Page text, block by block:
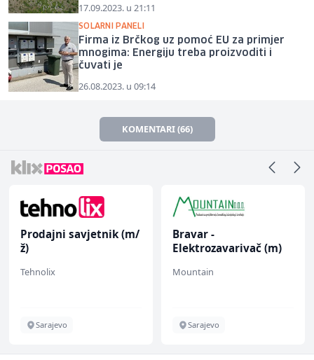
17.09.2023. u 21:11
SOLARNI PANELI
Firma iz Brčkog uz pomoć EU za primjer
mnogima: Energiju treba proizvoditi i
čuvati je
26.08.2023. u 09:14
KOMENTARI (66)
Prodajni savjetnik (m/
ž)
Tehnolix
Sarajevo
Bravar -
Elektrozavarivač (m)
Mountain
Sarajevo